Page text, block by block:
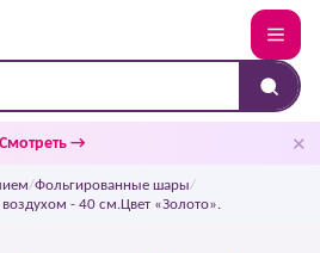
Смотреть → ✕
/Фольгированные шары/
- 40 см.Цвет «Золото».